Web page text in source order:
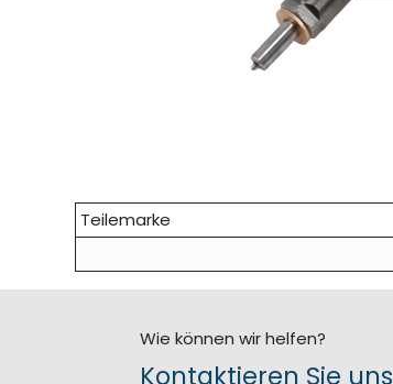
Teilemarke
Wie können wir helfen?
Kontaktieren Sie uns